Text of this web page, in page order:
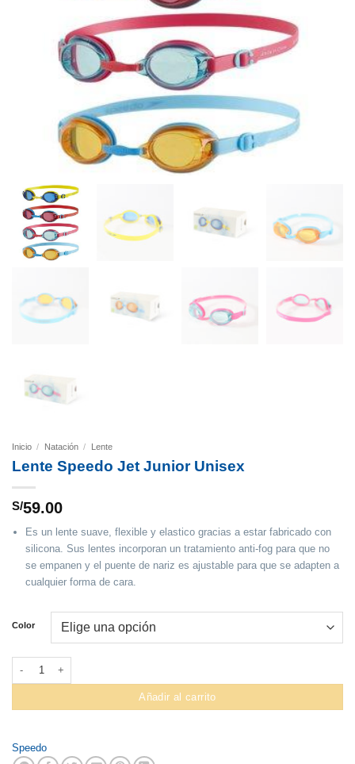
Inicio / Natación / Lente
Lente Speedo Jet Junior Unisex
S/59.00
Es un lente suave, flexible y elastico gracias a estar fabricado con
silicona. Sus lentes incorporan un tratamiento anti-fog para que no
se empanen y el puente de nariz es ajustable para que se adapten a
cualquier forma de cara.
Color
Lente Speedo Jet Junior Unisex cantidad
Añadir al carrito
Speedo